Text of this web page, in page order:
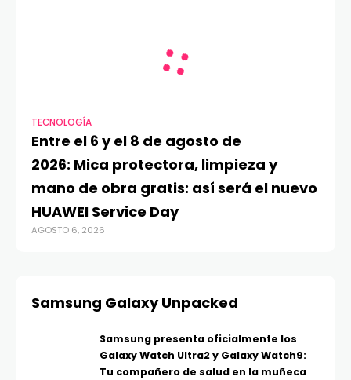
TECNOLOGÍA
Entre el 6 y el 8 de agosto de
2026: Mica protectora, limpieza y
mano de obra gratis: así será el nuevo
HUAWEI Service Day
AGOSTO 6, 2026
Samsung Galaxy Unpacked
Samsung presenta oficialmente los
Galaxy Watch Ultra2 y Galaxy Watch9:
Tu compañero de salud en la muñeca